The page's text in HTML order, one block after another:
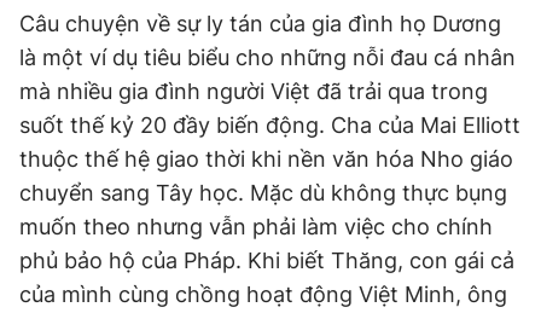
Câu chuyện về sự ly tán của gia đình họ Dương
là một ví dụ tiêu biểu cho những nỗi đau cá nhân
mà nhiều gia đình người Việt đã trải qua trong
suốt thế kỷ 20 đầy biến động. Cha của Mai Elliott
thuộc thế hệ giao thời khi nền văn hóa Nho giáo
chuyển sang Tây học. Mặc dù không thực bụng
muốn theo nhưng vẫn phải làm việc cho chính
phủ bảo hộ của Pháp. Khi biết Thăng, con gái cả
của mình cùng chồng hoạt động Việt Minh, ông